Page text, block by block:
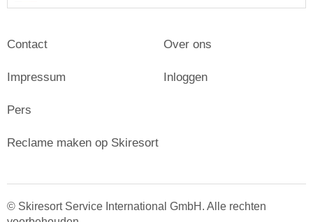
Contact
Impressum
Pers
Over ons
Inloggen
Reclame maken op Skiresort
© Skiresort Service International GmbH. Alle rechten